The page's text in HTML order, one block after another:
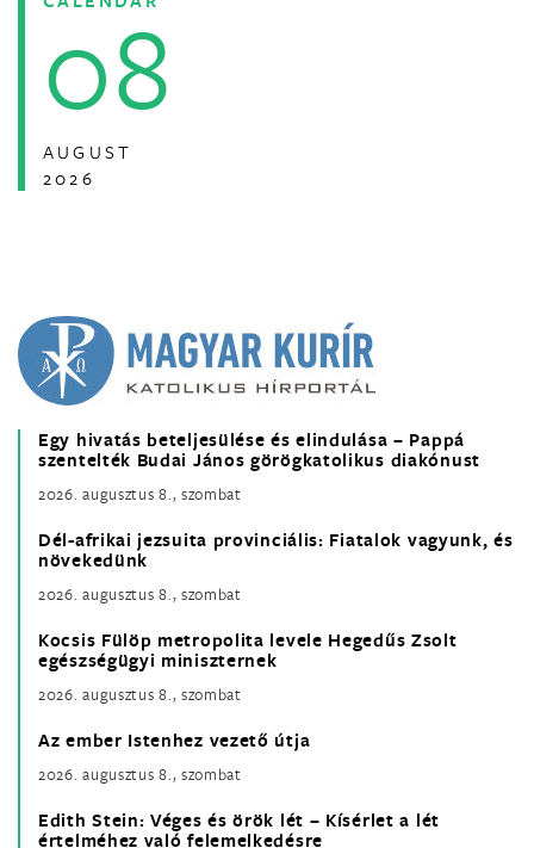
08
AUGUST
2026
Egy hivatás beteljesülése és elindulása – Pappá
szentelték Budai János görögkatolikus diakónust
2026. augusztus 8., szombat
Dél-afrikai jezsuita provinciális: Fiatalok vagyunk, és
növekedünk
2026. augusztus 8., szombat
Kocsis Fülöp metropolita levele Hegedűs Zsolt
egészségügyi miniszternek
2026. augusztus 8., szombat
Az ember Istenhez vezető útja
2026. augusztus 8., szombat
Edith Stein: Véges és örök lét – Kísérlet a lét
értelméhez való felemelkedésre